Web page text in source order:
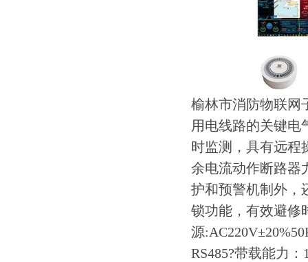
榆林市消防物联网
用电线路的关键电
时监测，具有远程
余电流动作断路器
护和预警机制外，
锁功能，有效避修
源
RS485?带载能力